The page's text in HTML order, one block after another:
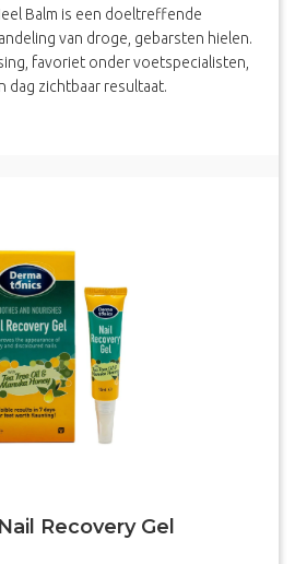
Balm is een doeltreffende
van droge, gebarsten hielen.
favoriet onder voetspecialisten,
dag zichtbaar resultaat.
– Manuka Heel Balm – 125ml
Recovery Gel